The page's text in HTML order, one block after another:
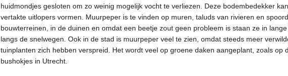
huidmondjes gesloten om zo weinig mogelijk vocht te verliezen. Deze bodembedekker
vertakte uitlopers vormen. Muurpeper is te vinden op muren, taluds van rivieren en
bouwterreinen, in de duinen en omdat een beetje zout geen probleem is staan ze in
langs de snelwegen. Ook in de stad is muurpeper veel te zien, omdat steeds meer
tuinplanten zich hebben verspreid. Het wordt veel op groene daken aangeplant, zoals op
bushokjes in Utrecht.